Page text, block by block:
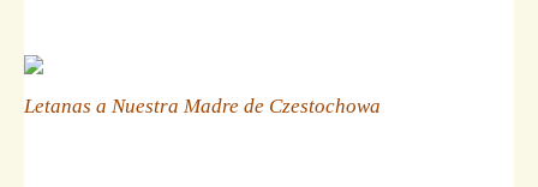
Letanas a Nuestra Madre de Czestochowa